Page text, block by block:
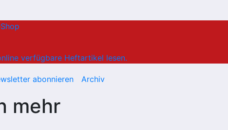
verfügbare Heftartikel lesen.
abonnieren Archiv
mehr